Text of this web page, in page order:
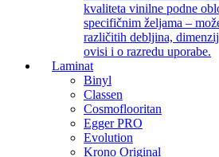
kvaliteta vinilne podne
specifičnim željama –
različitih debljina,
ovisi i o razredu uporabe.
Laminat
Binyl
Classen
Cosmoflooritan
Egger PRO
Evolution
Krono Original